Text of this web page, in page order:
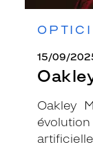
15/09/
Oakley